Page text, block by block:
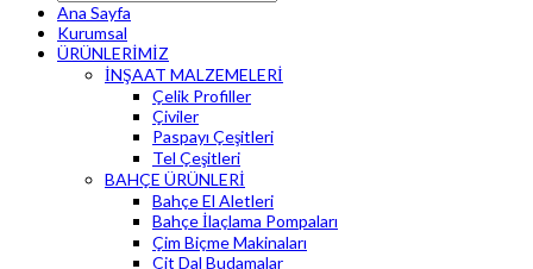
Ana Sayfa
Kurumsal
ÜRÜNLERİMİZ
İNŞAAT MALZEMELERİ
Çelik Profiller
Çiviler
Paspayı Çeşitleri
Tel Çeşitleri
BAHÇE ÜRÜNLERİ
Bahçe El Aletleri
Bahçe İlaçlama Pompaları
Çim Biçme Makinaları
Çit Dal Budamalar